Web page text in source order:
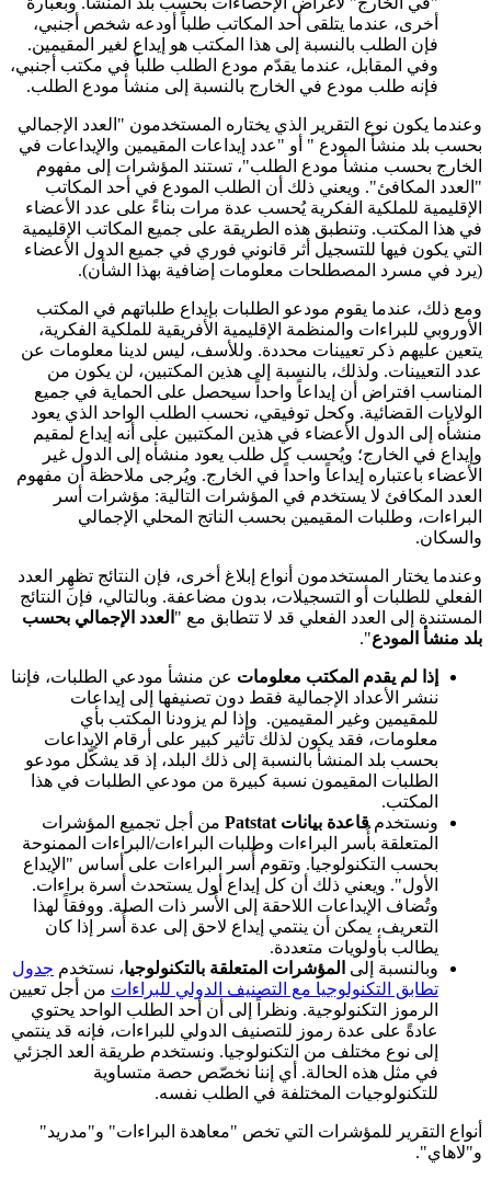
أخرى، عندما يتلقى أحد المكاتب طلباً أودعه شخص أجنبي،
فإن الطلب بالنسبة إلى هذا المكتب هو إيداع لغير المقيمين.
وفي المقابل، عندما يقدّم مودع الطلب طلباً في مكتب أجنبي،
فإنه طلب مودع في الخارج بالنسبة إلى منشأ مودع الطلب.
وعندما يكون نوع التقرير الذي يختاره المستخدمون "العدد الإجمالي
بحسب بلد منشأ المودع " أو "عدد إيداعات المقيمين والإيداعات في
الخارج بحسب منشأ مودع الطلب"، تستند المؤشرات إلى مفهوم
"العدد المكافئ". ويعني ذلك أن الطلب المودع في أحد المكاتب
الإقليمية للملكية الفكرية يُحسب عدة مرات بناءً على عدد الأعضاء
في هذا المكتب. وتنطبق هذه الطريقة على جميع المكاتب الإقليمية
التي يكون فيها للتسجيل أثر قانوني فوري في جميع الدول الأعضاء
(يرد في مسرد المصطلحات معلومات إضافية بهذا الشأن).
ومع ذلك، عندما يقوم مودعو الطلبات بإيداع طلباتهم في المكتب
الأوروبي للبراءات والمنظمة الإقليمية الأفريقية للملكية الفكرية،
يتعين عليهم ذكر تعيينات محددة. وللأسف، ليس لدينا معلومات عن
عدد التعيينات. ولذلك، بالنسبة إلى هذين المكتبين، لن يكون من
المناسب افتراض أن إيداعاً واحداً سيحصل على الحماية في جميع
الولايات القضائية. وكحل توفيقي، نحسب الطلب الواحد الذي يعود
منشأه إلى الدول الأعضاء في هذين المكتبين على أنه إيداع لمقيم
وإيداع في الخارج؛ ويُحسب كل طلب يعود منشأه إلى الدول غير
الأعضاء باعتباره إيداعاً واحداً في الخارج. ويُرجى ملاحظة أن مفهوم
العدد المكافئ لا يستخدم في المؤشرات التالية: مؤشرات أسر
البراءات، وطلبات المقيمين بحسب الناتج المحلي الإجمالي
والسكان.
وعندما يختار المستخدمون أنواع إبلاغ أخرى، فإن النتائج تظهِر العدد
الفعلي للطلبات أو التسجيلات، بدون مضاعفة. وبالتالي، فإن النتائج
المستندة إلى العدد الفعلي قد لا تتطابق مع " العدد الإجمالي بحسب
بلد منشأ المودع".
إذا لم يقدم المكتب معلومات عن منشأ مودعي الطلبات، فإننا
ننشر الأعداد الإجمالية فقط دون تصنيفها إلى إيداعات
للمقيمين وغير المقيمين. وإذا لم يزودنا المكتب بأي
معلومات، فقد يكون لذلك تأثير كبير على أرقام الإيداعات
بحسب بلد المنشأ بالنسبة إلى ذلك البلد، إذ قد يشكّل مودعو
الطلبات المقيمون نسبة كبيرة من مودعي الطلبات في هذا
المكتب.
ونستخدمقاعدة بيانات Patstat من أجل تجميع المؤشرات
المتعلقة بأُسر البراءات وطلبات البراءات/البراءات الممنوحة
بحسب التكنولوجيا. وتقوم أُسر البراءات على أساس "الإيداع
الأول". ويعني ذلك أن كل إيداع أول يستحدث أسرة براءات.
وتُضاف الإيداعات اللاحقة إلى الأُسر ذات الصلة. ووفقاً لهذا
التعريف، يمكن أن ينتمي إيداع لاحق إلى عدة أُسر إذا كان
يطالب بأولويات متعددة.
وبالنسبة إلى المؤشرات المتعلقة بالتكنولوجيا، نستخدم جدول
تطابق التكنولوجيا مع التصنيف الدولي للبراءات من أجل تعيين
الرموز التكنولوجية. ونظراً إلى أن أحد الطلب الواحد يحتوي
عادةً على عدة رموز للتصنيف الدولي للبراءات، فإنه قد ينتمي
إلى نوع مختلف من التكنولوجيا. ونستخدم طريقة العد الجزئي
في مثل هذه الحالة. أي إننا نخصّص حصة متساوية
للتكنولوجيات المختلفة في الطلب نفسه.
أنواع التقرير للمؤشرات التي تخص "معاهدة البراءات" و"مدريد"
و"لاهاي".